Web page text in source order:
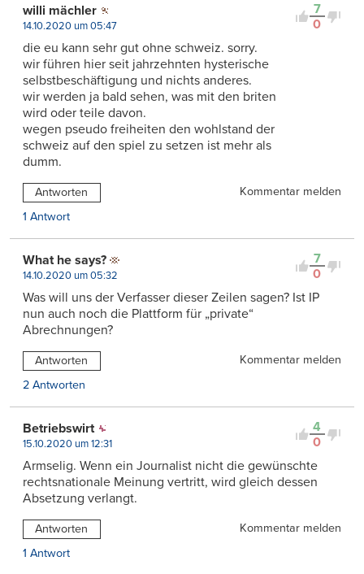
7
0
willi mächler
14.10.2020 um 05:47
die eu kann sehr gut ohne schweiz. sorry.
wir führen hier seit jahrzehnten hysterische
selbstbeschäftigung und nichts anderes.
wir werden ja bald sehen, was mit den briten
wird oder teile davon.
wegen pseudo freiheiten den wohlstand der
schweiz auf den spiel zu setzen ist mehr als
dumm.
Antworten
Kommentar melden
1 Antwort
7
0
What he says?
14.10.2020 um 05:32
Was will uns der Verfasser dieser Zeilen sagen? Ist IP
nun auch noch die Plattform für „private“
Abrechnungen?
Antworten
Kommentar melden
2 Antworten
4
0
Betriebswirt
15.10.2020 um 12:31
Armselig. Wenn ein Journalist nicht die gewünschte
rechtsnationale Meinung vertritt, wird gleich dessen
Absetzung verlangt.
Antworten
Kommentar melden
1 Antwort